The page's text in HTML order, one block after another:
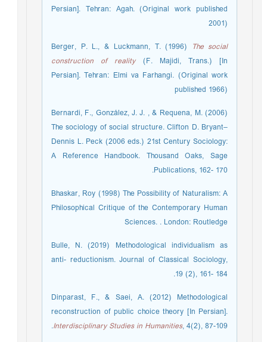
Persian]. Tehran: Agah. (Original work published
2001)
Berger, P. L., & Luckmann, T. (1996)The social
construction of reality (F. Majidi, Trans.) [In
Persian]. Tehran: Elmi va Farhangi. (Original work
published 1966)
Bernardi, F., González, J. J. , & Requena, M. (2006)
The sociology of social structure. Clifton D. Bryant–
Dennis L. Peck (2006 eds.) 21st Century Sociology:
A Reference Handbook. Thousand Oaks, Sage
Publications, 162- 170. ‏
Bhaskar, Roy (1998) The Possibility of Naturalism: A
Philosophical Critique of the Contemporary Human
Sciences. . London: Routledge
Bulle, N. (2019) Methodological individualism as
anti- reductionism. Journal of Classical Sociology,
19 (2), 161- 184. ‏
Dinparast, F., & Saei, A. (2012) Methodological
reconstruction of public choice theory [In Persian].
Interdisciplinary Studies in Humanities, 4(2), 87-109.